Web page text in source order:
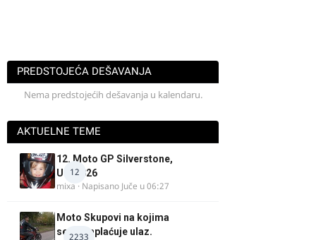
PREDSTOJEĆA DEŠAVANJA
Nema predstojećih dešavanja u kalendaru.
AKTUELNE TEME
12
12. Moto GP Silverstone,
UK, 2026
mixa · Napisano Juče u 06:27
2233
Moto Skupovi na kojima
se ne naplaćuje ulaz.